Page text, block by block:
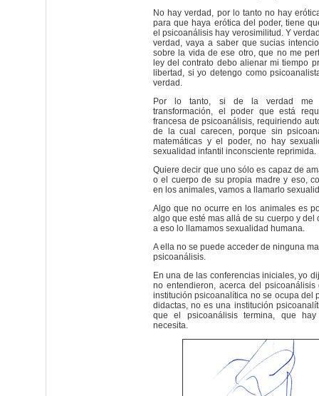
No hay verdad, por lo tanto no hay
para que haya erótica del poder, tiene
el psicoanálisis hay verosimilitud. Y
verdad, vaya a saber que sucias
sobre la vida de ese otro, que no me
ley del contrato debo alienar mi tiempo
libertad, si yo detengo como
verdad.
Por lo tanto, si de la verdad me
transformación, el poder que está
francesa de psicoanálisis, requiriendo
de la cual carecen, porque sin
matemáticas y el poder, no hay
sexualidad infantil inconsciente reprimida.
Quiere decir que uno sólo es capaz de
o el cuerpo de su propia madre y eso,
en los animales, vamos a llamarlo
Algo que no ocurre en los animales es
algo que esté mas allá de su cuerpo y del
a eso lo llamamos sexualidad humana.
A ella no se puede acceder de ninguna
psicoanálisis.
En una de las conferencias iniciales, yo
no entendieron, acerca del
institución psicoanalítica no se ocupa del
didactas, no es una institución
que el psicoanálisis termina, que
necesita.